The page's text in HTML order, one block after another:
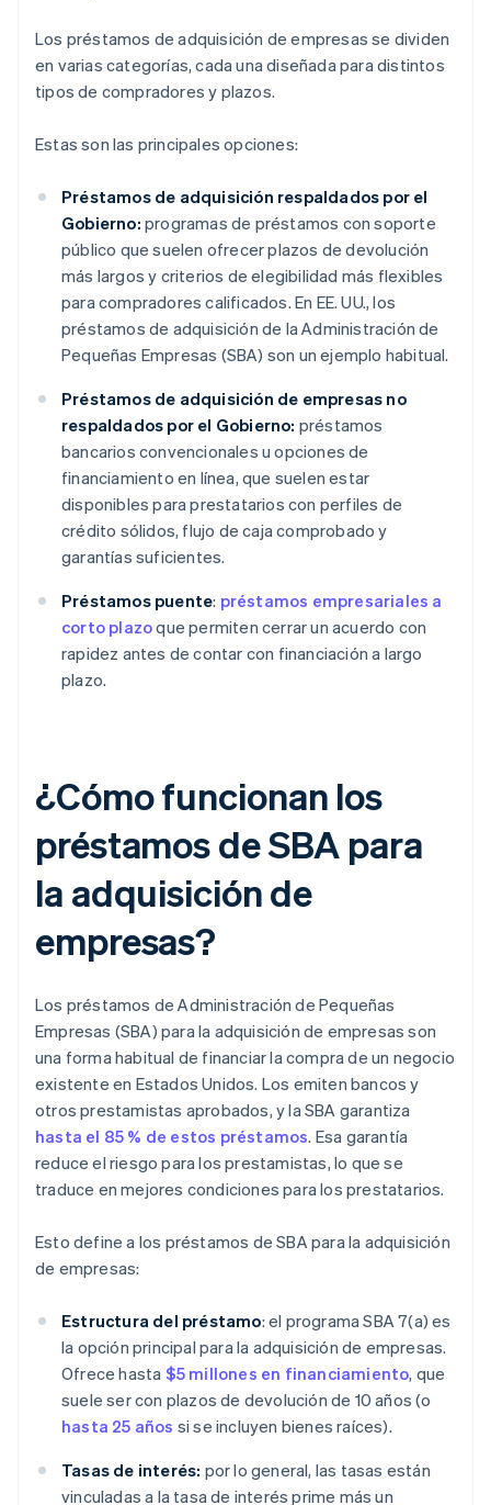
Los préstamos de adquisición de empresas se dividen
en varias categorías, cada una diseñada para distintos
tipos de compradores y plazos.
Estas son las principales opciones:
Préstamos de adquisición respaldados por el
Gobierno: programas de préstamos con soporte
público que suelen ofrecer plazos de devolución
más largos y criterios de elegibilidad más flexibles
para compradores calificados. En EE. UU., los
préstamos de adquisición de la Administración de
Pequeñas Empresas (SBA) son un ejemplo habitual.
Préstamos de adquisición de empresas no
respaldados por el Gobierno: préstamos
bancarios convencionales u opciones de
financiamiento en línea, que suelen estar
disponibles para prestatarios con perfiles de
crédito sólidos, flujo de caja comprobado y
garantías suficientes.
Préstamos puente: préstamos empresariales a
corto plazoque permiten cerrar un acuerdo con
rapidez antes de contar con financiación a largo
plazo.
¿Cómo funcionan los
préstamos de SBA para
la adquisición de
empresas?
Los préstamos de Administración de Pequeñas
Empresas (SBA) para la adquisición de empresas son
una forma habitual de financiar la compra de un negocio
existente en Estados Unidos. Los emiten bancos y
otros prestamistas aprobados, y la SBA garantiza
hasta el 85 % de estos préstamos. Esa garantía
reduce el riesgo para los prestamistas, lo que se
traduce en mejores condiciones para los prestatarios.
Esto define a los préstamos de SBA para la adquisición
de empresas:
Estructura del préstamo: el programa SBA 7(a) es
la opción principal para la adquisición de empresas.
Ofrece hasta $5 millones en financiamiento, que
suele ser con plazos de devolución de 10 años (o
hasta 25 años si se incluyen bienes raíces).
Tasas de interés: por lo general, las tasas están
vinculadas a la tasa de interés prime más un